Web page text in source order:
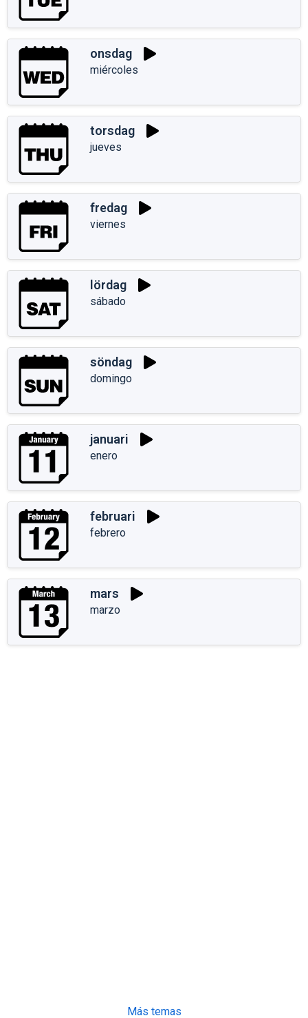
onsdag
miércoles
torsdag
jueves
fredag
viernes
lördag
sábado
söndag
domingo
januari
enero
februari
febrero
mars
marzo
Más temas